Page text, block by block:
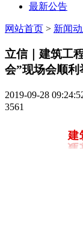
最新公告
网站首页 > 新闻
立信｜建筑工
会”现场会顺利
2019-09-28
3561
建